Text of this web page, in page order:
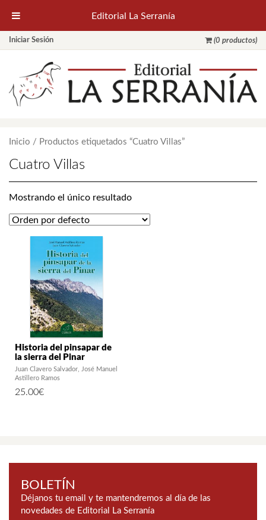
Iniciar Sesión (0 productos)
Inicio / Productos etiquetados “Cuatro Villas”
Cuatro Villas
Mostrando el único resultado
Historia del pinsapar de
la sierra del Pinar
Juan Clavero Salvador
José Manuel
Astillero Ramos
25.00€
BOLETÍN
Déjanos tu email y te mantendremos al día de las
novedades de Editorial La Serranía
Editorial La Serranía